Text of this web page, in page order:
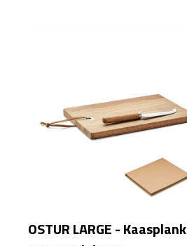
OSTUR LARGE - Kaasplank